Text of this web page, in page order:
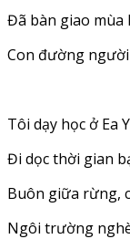
Đã bàn giao
Con đường
Tôi dạy học ở Ea
Đi dọc thời gian
Buôn giữa rừng,
Ngôi trường